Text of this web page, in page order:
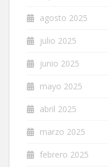
agosto 2025
julio 2025
junio 2025
mayo 2025
abril 2025
marzo 2025
febrero 2025